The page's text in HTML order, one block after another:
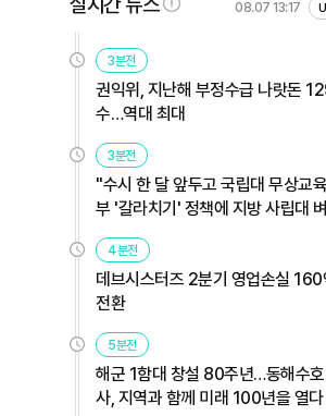
08.07 13:17
3분전
권익위, 지난해 부정수급 나랏돈
수…역대 최대
3분전
"수시 한 달 앞두고 국립대 무상교
부 '갈라치기' 정책에 지방 사립대
4분전
데브시스터즈 2분기 영업손실
전환
5분전
해군 1함대 창설 80주년…동해수
사, 지역과 함께 미래 100년을 열다